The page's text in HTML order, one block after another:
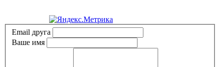
Email друга
Ваше имя